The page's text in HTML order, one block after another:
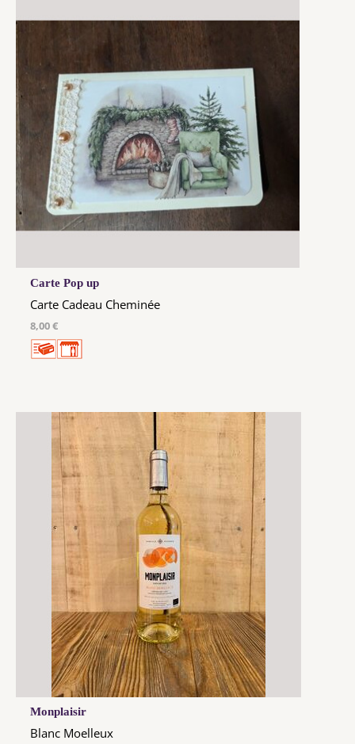
Carte Pop up
Carte Cadeau Cheminée
8,00 €
Monplaisir
Blanc Moelleux